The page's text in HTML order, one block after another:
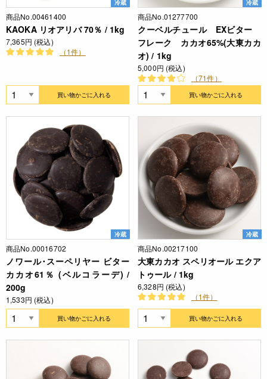
冷蔵
商品No.00461400
KAOKA リオアリバ 70％ / 1kg
7,365円 (税込)
（1件）
買い物かごに入れる
冷蔵
商品No.01277700
クーベルチュール EXビター
フレーク カカオ65%(大東カカ
オ) / 1kg
5,000円 (税込)
（71件）
買い物かごに入れる
冷蔵
商品No.00016702
ノワール･スーペリヤー ビター
カカオ61％ (ベルコラーデ) /
200g
1,533円 (税込)
買い物かごに入れる
冷蔵
商品No.00217100
大東カカオ スペリオール エクア
トゥール / 1kg
6,328円 (税込)
（1件）
買い物かごに入れる